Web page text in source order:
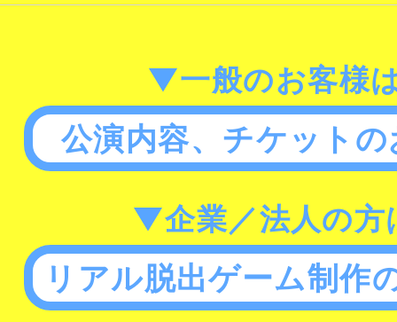
▼一般のお客様
公演内容、チケット
▼企業／法人の方
リアル脱出ゲーム制作